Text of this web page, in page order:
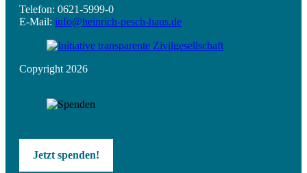
Telefon: 0621-5999-0
E-Mail: info@heinrich-pesch-haus.de
Copyright 2026
Jetzt spenden!